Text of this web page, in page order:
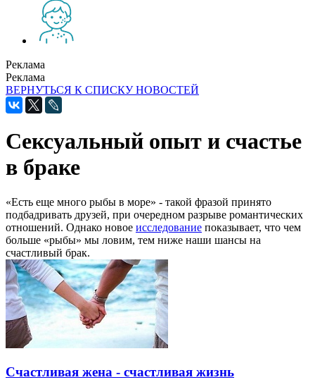
Реклама
Реклама
ВЕРНУТЬСЯ К СПИСКУ НОВОСТЕЙ
Сексуальный опыт и счастье
в браке
«Есть еще много рыбы в море» - такой фразой принято
подбадривать друзей, при очередном разрыве романтических
отношений. Однако новое исследование показывает, что чем
больше «рыбы» мы ловим, тем ниже наши шансы на
счастливый брак.
Счастливая жена - счастливая жизнь